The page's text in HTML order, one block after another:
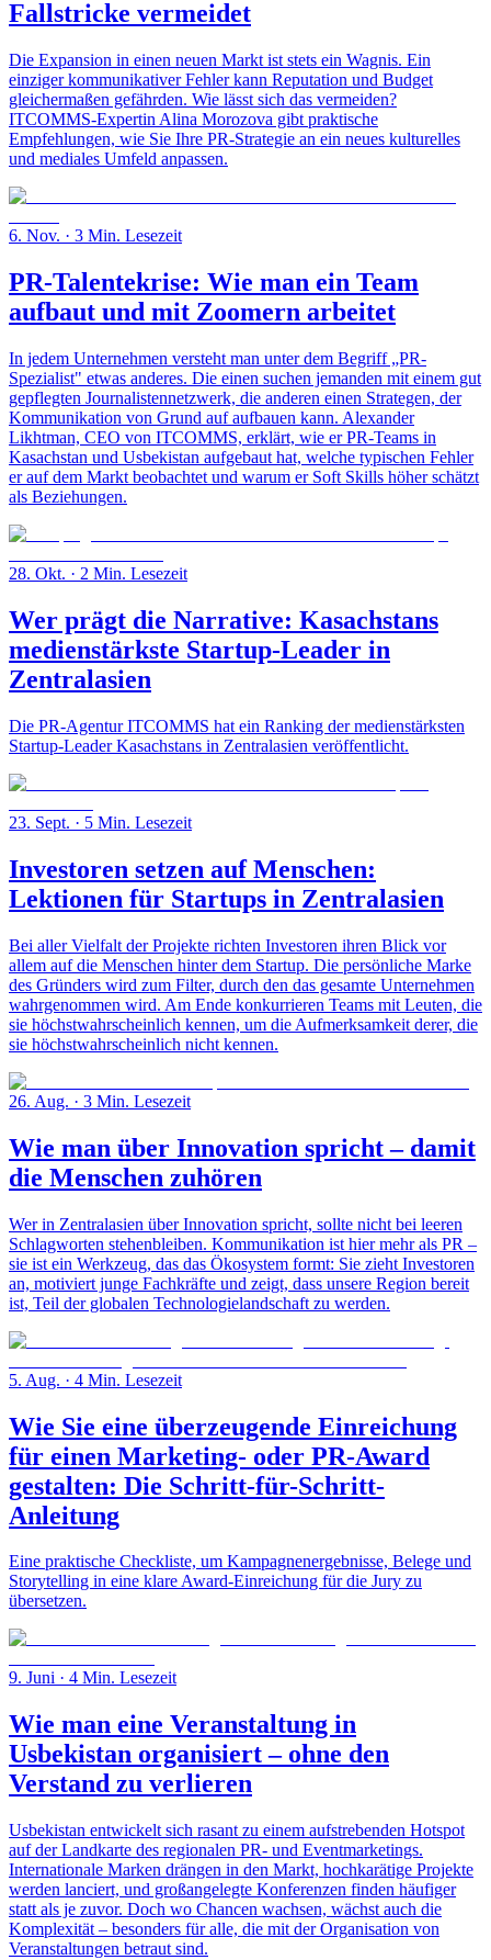
Fallstricke vermeidet
Die Expansion in einen neuen Markt ist stets ein Wagnis. Ein
einziger kommunikativer Fehler kann Reputation und Budget
gleichermaßen gefährden. Wie lässt sich das vermeiden?
ITCOMMS-Expertin Alina Morozova gibt praktische
Empfehlungen, wie Sie Ihre PR-Strategie an ein neues kulturelles
und mediales Umfeld anpassen.
6. Nov. · 3 Min. Lesezeit
PR-Talentekrise: Wie man ein Team
aufbaut und mit Zoomern arbeitet
In jedem Unternehmen versteht man unter dem Begriff „PR-
Spezialist" etwas anderes. Die einen suchen jemanden mit einem gut
gepflegten Journalistennetzwerk, die anderen einen Strategen, der
Kommunikation von Grund auf aufbauen kann. Alexander
Likhtman, CEO von ITCOMMS, erklärt, wie er PR-Teams in
Kasachstan und Usbekistan aufgebaut hat, welche typischen Fehler
er auf dem Markt beobachtet und warum er Soft Skills höher schätzt
als Beziehungen.
28. Okt. · 2 Min. Lesezeit
Wer prägt die Narrative: Kasachstans
medienstärkste Startup-Leader in
Zentralasien
Die PR-Agentur ITCOMMS hat ein Ranking der medienstärksten
Startup-Leader Kasachstans in Zentralasien veröffentlicht.
23. Sept. · 5 Min. Lesezeit
Investoren setzen auf Menschen:
Lektionen für Startups in Zentralasien
Bei aller Vielfalt der Projekte richten Investoren ihren Blick vor
allem auf die Menschen hinter dem Startup. Die persönliche Marke
des Gründers wird zum Filter, durch den das gesamte Unternehmen
wahrgenommen wird. Am Ende konkurrieren Teams mit Leuten, die
sie höchstwahrscheinlich kennen, um die Aufmerksamkeit derer, die
sie höchstwahrscheinlich nicht kennen.
26. Aug. · 3 Min. Lesezeit
Wie man über Innovation spricht – damit
die Menschen zuhören
Wer in Zentralasien über Innovation spricht, sollte nicht bei leeren
Schlagworten stehenbleiben. Kommunikation ist hier mehr als PR –
sie ist ein Werkzeug, das das Ökosystem formt: Sie zieht Investoren
an, motiviert junge Fachkräfte und zeigt, dass unsere Region bereit
ist, Teil der globalen Technologielandschaft zu werden.
5. Aug. · 4 Min. Lesezeit
Wie Sie eine überzeugende Einreichung
für einen Marketing- oder PR-Award
gestalten: Die Schritt-für-Schritt-
Anleitung
Eine praktische Checkliste, um Kampagnenergebnisse, Belege und
Storytelling in eine klare Award-Einreichung für die Jury zu
übersetzen.
9. Juni · 4 Min. Lesezeit
Wie man eine Veranstaltung in
Usbekistan organisiert – ohne den
Verstand zu verlieren
Usbekistan entwickelt sich rasant zu einem aufstrebenden Hotspot
auf der Landkarte des regionalen PR- und Eventmarketings.
Internationale Marken drängen in den Markt, hochkarätige Projekte
werden lanciert, und großangelegte Konferenzen finden häufiger
statt als je zuvor. Doch wo Chancen wachsen, wächst auch die
Komplexität – besonders für alle, die mit der Organisation von
Veranstaltungen betraut sind.